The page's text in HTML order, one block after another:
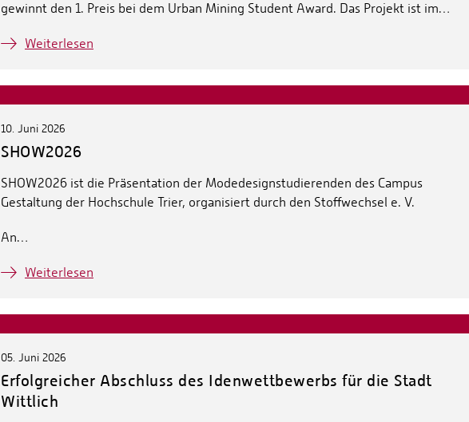
gewinnt den 1. Preis bei dem Urban Mining Student Award. Das Projekt ist im…
Weiterlesen
10. Juni 2026
SHOW2026
SHOW2026 ist die Präsentation der Modedesignstudierenden des Campus
Gestaltung der Hochschule Trier, organisiert durch den Stoffwechsel e. V.
An…
Weiterlesen
05. Juni 2026
Erfolgreicher Abschluss des Idenwettbewerbs für die Stadt
Wittlich